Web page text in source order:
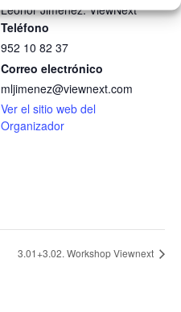
Leonor Jiménez. ViewNext
Teléfono
952 10 82 37
Correo electrónico
mljimenez@viewnext.com
Ver el sitio web del
Organizador
3.01+3.02. Workshop Viewnext